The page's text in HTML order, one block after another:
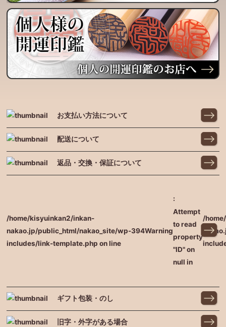
お支払い方法について
配送について
返品・交換・保証について
/home/kisyuinkan2/inkan-
nakao.jp/public_html/nakao_site/wp-
includes/link-template.php on line
394Warning
:
Attempt
to read
property
"ID" on
null in
/
ギフト包装・のし
旧字・外字がある場合